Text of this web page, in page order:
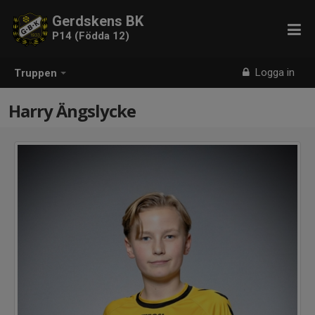
Truppen Logga in
Gerdskens BK
P14 (Födda 12)
Harry Ängslycke